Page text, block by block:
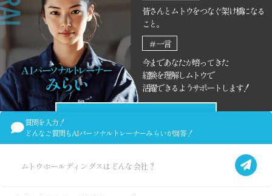
皆さんとムトウをつなぐ架け橋になる
こと。
＃一言
今まであなたが培ってきた
経験を理解しムトウで
活躍できるようサポートします！
質問を入力！
どんなご質問もAIパーソナルトレーナーみらいが回答！